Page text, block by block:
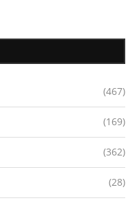
(467)
(169)
(362)
(28)